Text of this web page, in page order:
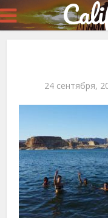
24 сентября,